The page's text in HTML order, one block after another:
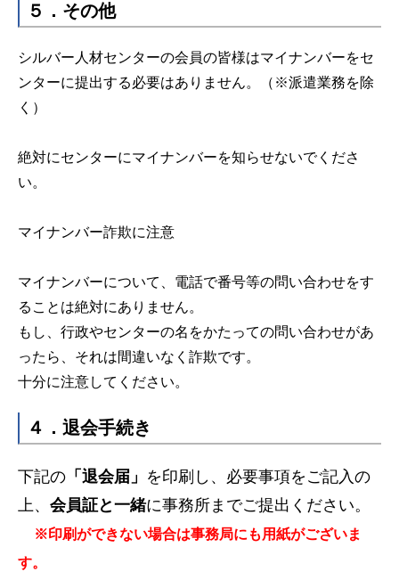
５．その他
シルバー人材センターの会員の皆様はマイナンバーをセ
ンターに提出する必要はありません。（※派遣業務を除
く）
絶対にセンターにマイナンバーを知らせないでくださ
い。
マイナンバー詐欺に注意
マイナンバーについて、電話で番号等の問い合わせをす
ることは絶対にありません。
もし、行政やセンターの名をかたっての問い合わせがあ
ったら、それは間違いなく詐欺です。
十分に注意してください。
４．退会手続き
下記の 「退会届」 を印刷し、必要事項をご記入の
上、 会員証と一緒に事務所までご提出ください。
※印刷ができない場合は事務局にも用紙がございま
す。